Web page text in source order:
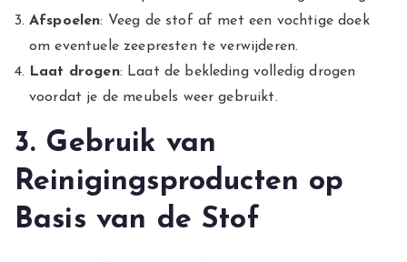
Afspoelen: Veeg de stof af met een vochtige doek
om eventuele zeepresten te verwijderen.
Laat drogen: Laat de bekleding volledig drogen
voordat je de meubels weer gebruikt.
3. Gebruik van
Reinigingsproducten op
Basis van de Stof